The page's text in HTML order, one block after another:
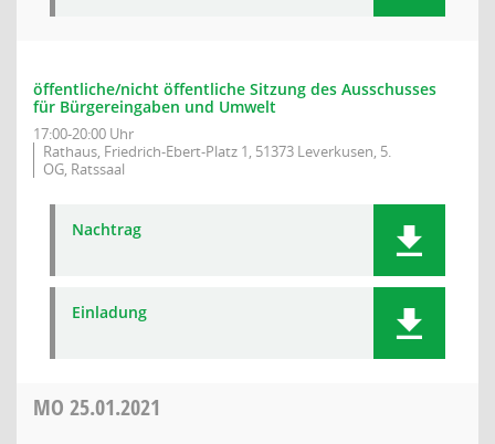
öffentliche/nicht öffentliche Sitzung des Ausschusses
für Bürgereingaben und Umwelt
17:00-20:00 Uhr
Rathaus, Friedrich-Ebert-Platz 1, 51373 Leverkusen, 5.
OG, Ratssaal
Nachtrag
Einladung
MO 25.01.2021